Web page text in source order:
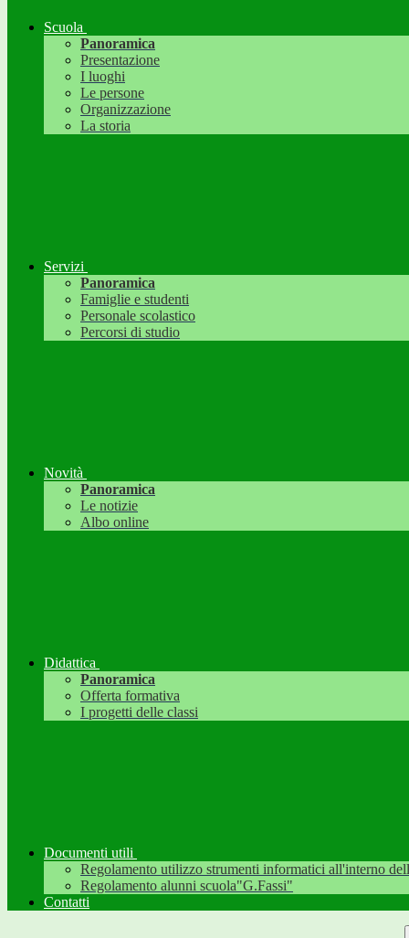
Scuola
Panoramica
Presentazione
I luoghi
Le persone
Organizzazione
La storia
Servizi
Panoramica
Famiglie e studenti
Personale scolastico
Percorsi di studio
Novità
Panoramica
Le notizie
Albo online
Didattica
Panoramica
Offerta formativa
I progetti delle classi
Documenti utili
Regolamento utilizzo strumenti informatici all'interno
Regolamento alunni scuola"G.Fassi"
Contatti